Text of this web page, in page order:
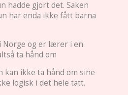
hadde gjort det. Saken
har enda ikke fått barna
Norge og er lærer i en
ta hånd om
kan ikke ta hånd om sine
logisk i det hele tatt.